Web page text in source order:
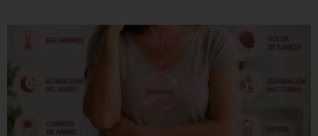
Permitir todas